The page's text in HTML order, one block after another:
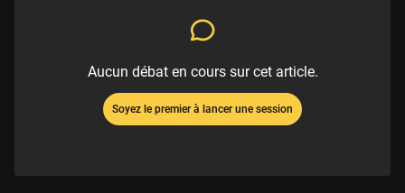
Aucun débat en cours sur cet article.
Soyez le premier à lancer une session